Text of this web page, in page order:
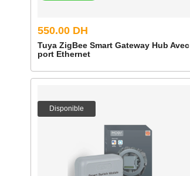
550.00 DH
Tuya ZigBee Smart Gateway Hub Avec
port Ethernet
Disponible